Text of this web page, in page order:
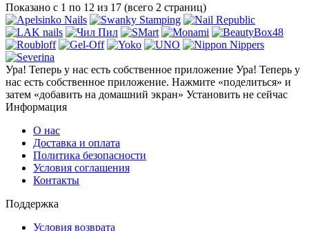
Показано с 1 по 12 из 17 (всего 2 страниц)
Ура! Теперь у нас есть собственное приложение Ура! Теперь у
нас есть собственное приложение. Нажмите «поделиться» и
затем «добавить на домашний экран» Установить не сейчас
Информация
О нас
Доставка и оплата
Политика безопасности
Условия соглашения
Контакты
Поддержка
Условия возврата